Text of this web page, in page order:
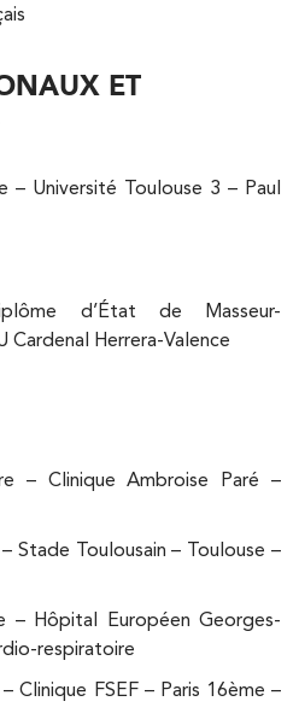
ET
– Université Toulouse 3 – Paul
d’État de Masseur-
Cardenal Herrera-Valence
– Clinique Ambroise Paré –
Stade Toulousain – Toulouse –
– Hôpital Européen Georges-
respiratoire
Clinique FSEF – Paris 16ème –
92100 Boulogne-
Leclerc 92290
Leclerc 92290